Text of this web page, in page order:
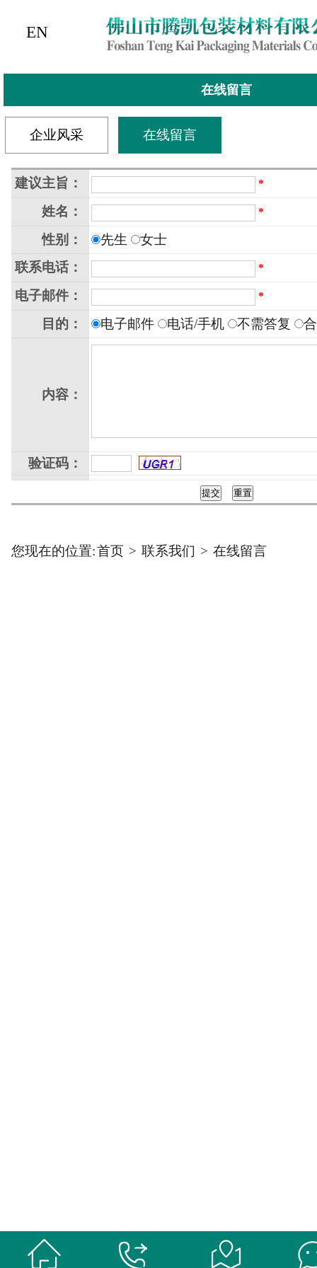
EN
在线留言
企业风采 在线留言
建议主旨： *
姓名： *
性别： 先生
女士
联系电话：
*
电子邮件： *
目的： 电子邮件 电话/手机 不需答复
内容：
验证码：
您现在的位置:首页 > 联系我们 > 在线留言